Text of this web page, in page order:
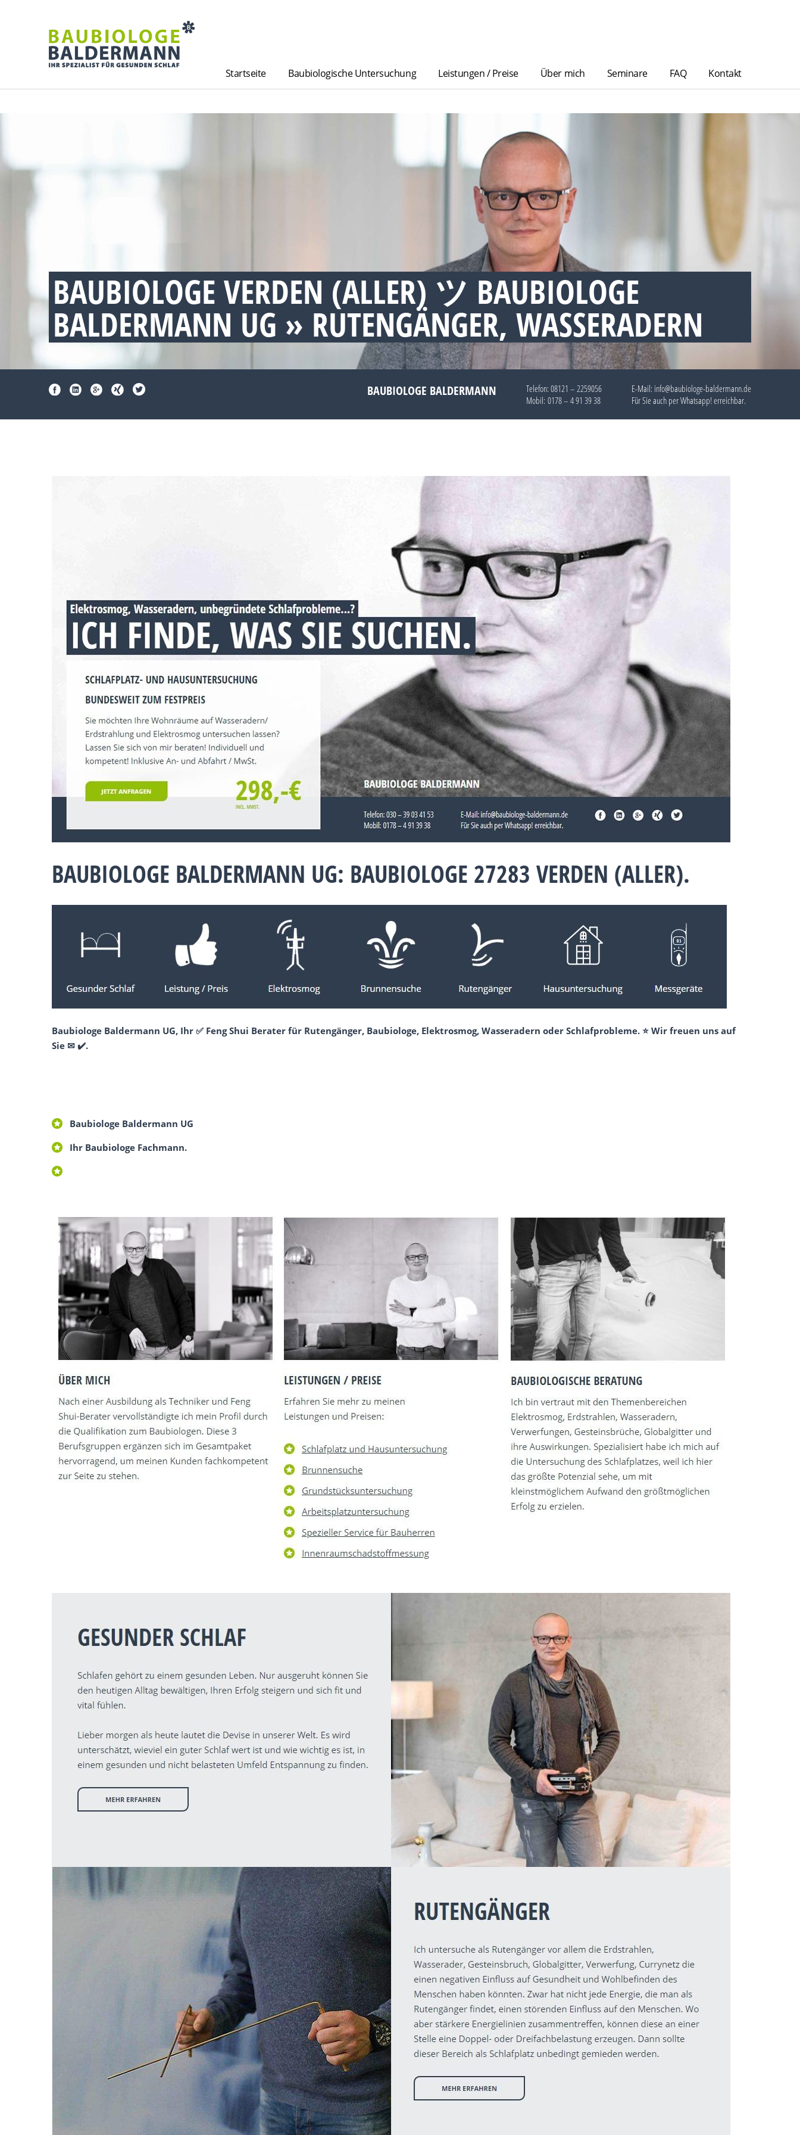
Startseite Baubiologische Untersuchung Leistungen / Preise Über mich Seminare FAQ Kontakt
BAUBIOLOGE VERDEN (ALLER) ツ BAUBIOLOGE
BALDERMANN UG » RUTENGÄNGER, WASSERADERN
BAUBIOLOGE BALDERMANN Telefon: 08121 – 2259056
Mobil: 0178 – 4 91 39 38
E-Mail: info@baubiologe-baldermann.de
Für Sie auch perWhatsapp!erreichbar.
BAUBIOLOGE BALDERMANN UG: BAUBIOLOGE 27283 VERDEN (ALLER).
Baubiologe Baldermann UG, Ihr ✅ Feng Shui Berater für Rutengänger, Baubiologe, Elektrosmog, Wasseradern oder Schlafprobleme. ⭐ Wir freuen uns auf
Sie ✉ ✔️.
Baubiologe Baldermann UG
Ihr Baubiologe Fachmann.